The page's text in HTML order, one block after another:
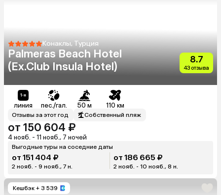
Конаклы, Турция
Palmeras Beach Hotel
(Ex.Club Insula Hotel)
8.7
43 отзыва
линия пес./гал. 50 м 110 км
Отзывы за этот год Собственный пляж
от 150 604 ₽
4 нояб. - 11 нояб., 7 ночей
Выгодные туры на соседние даты
от 151 404 ₽
2 нояб. - 9 нояб., 7 н.
от 186 665 ₽
2 нояб. - 10 нояб., 8 н.
Кешбэк + 3 539